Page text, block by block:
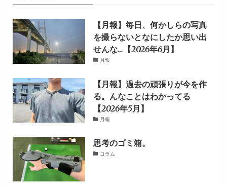
【月報】毎日、何かしらの写真
を撮らないとなにしたか思い出
せんな…【2026年6月】
月報
【月報】過去の頑張りが今を作
る。んなことはわかってる
【2026年5月】
月報
思考のゴミ箱。
コラム